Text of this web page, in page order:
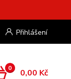
Přihlášení
0 0,00 Kč